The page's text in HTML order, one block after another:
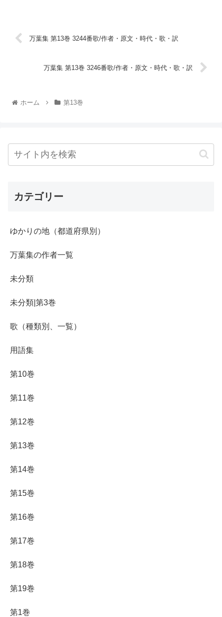
万葉集 第13巻 3244番歌/作者・原文・時代・歌・訳
万葉集 第13巻 3246番歌/作者・原文・時代・歌・訳
ホーム 第13巻
カテゴリー
ゆかりの地（都道府県別）
万葉集の作者一覧
未分類
未分類|第3巻
歌（種類別、一覧）
用語集
第10巻
第11巻
第12巻
第13巻
第14巻
第15巻
第16巻
第17巻
第18巻
第19巻
第1巻